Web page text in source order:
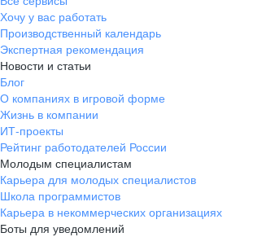
Хочу у вас работать
Производственный календарь
Экспертная рекомендация
Новости и статьи
Блог
О компаниях в игровой форме
Жизнь в компании
ИТ-проекты
Рейтинг работодателей России
Молодым специалистам
Карьера для молодых специалистов
Школа программистов
Карьера в некоммерческих организациях
Боты для уведомлений